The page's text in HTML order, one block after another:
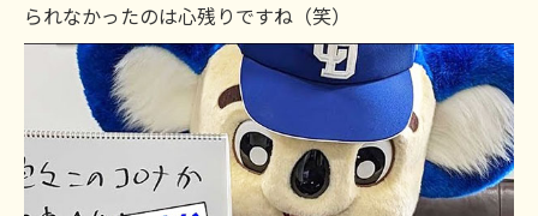
られなかったのは心残りですね（笑）